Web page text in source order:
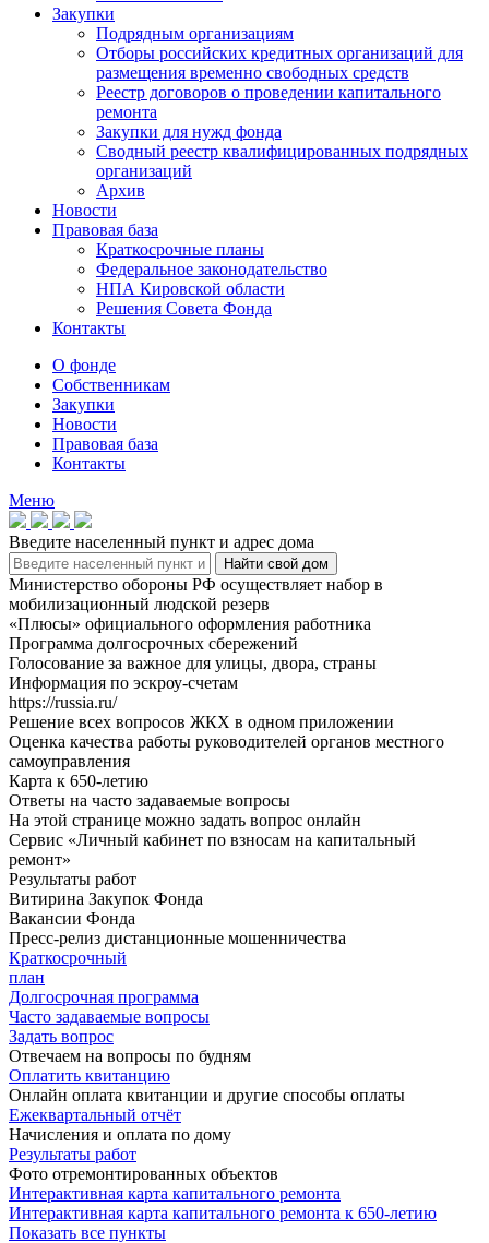
Закупки
Подрядным организациям
Отборы российских кредитных организаций для
размещения временно свободных средств
Реестр договоров о проведении капитального
ремонта
Закупки для нужд фонда
Сводный реестр квалифицированных подрядных
организаций
Архив
Новости
Правовая база
Краткосрочные планы
Федеральное законодательство
НПА Кировской области
Решения Совета Фонда
Контакты
О фонде
Собственникам
Закупки
Новости
Правовая база
Контакты
Меню
Введите населенный пункт и адрес дома
Министерство обороны РФ осуществляет набор в
мобилизационный людской резерв
«Плюсы» официального оформления работника
Программа долгосрочных сбережений
Голосование за важное для улицы, двора, страны
Информация по эскроу-счетам
https://russia.ru/
Решение всех вопросов ЖКХ в одном приложении
Оценка качества работы руководителей органов местного
самоуправления
Карта к 650-летию
Ответы на часто задаваемые вопросы
На этой странице можно задать вопрос онлайн
Сервис «Личный кабинет по взносам на капитальный
ремонт»
Результаты работ
Витирина Закупок Фонда
Вакансии Фонда
Пресс-релиз дистанционные мошенничества
Краткосрочный
план
Долгосрочная программа
Часто задаваемые вопросы
Задать вопрос
Отвечаем на вопросы по будням
Оплатить квитанцию
Онлайн оплата квитанции и другие способы оплаты
Ежеквартальный отчёт
Начисления и оплата по дому
Результаты работ
Фото отремонтированных объектов
Интерактивная карта капитального ремонта
Интерактивная карта капитального ремонта к 650-летию
Показать все пункты